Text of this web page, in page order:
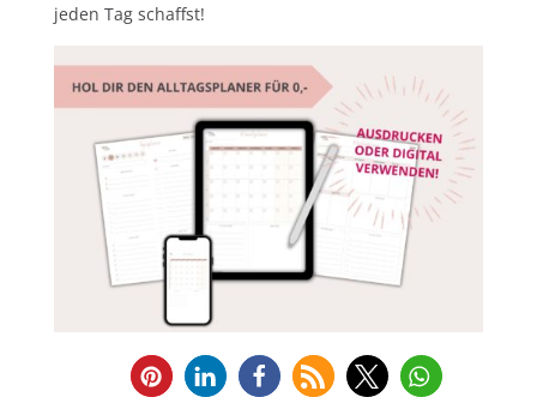
jeden Tag schaffst!